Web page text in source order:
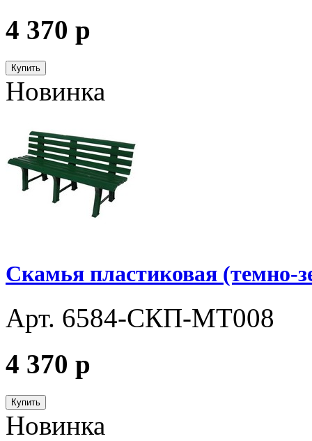
4 370 p
Купить
Новинка
Скамья пластиковая (темно-
Арт. 6584-СКП-МТ008
4 370 p
Купить
Новинка